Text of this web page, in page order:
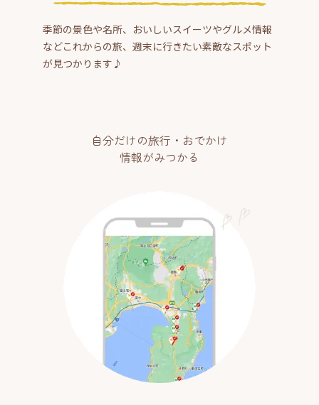
季節の景色や名所、おいしいスイーツやグルメ情報
などこれからの旅、週末に行きたい素敵なスポット
が見つかります♪
自分だけの旅行・おでかけ
情報がみつかる